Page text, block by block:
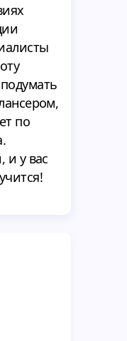
по
и у вас